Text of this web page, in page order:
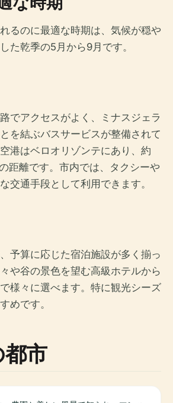
るのに最適な時期は、気候が穏や
た乾季の5月から9月です。
でアクセスがよく、ミナスジェラ
を結ぶバスサービスが整備されて
港はベロオリゾンテにあり、約
距離です。市内では、タクシーや
交通手段として利用できます。
予算に応じた宿泊施設が多く揃っ
や谷の景色を望む高級ホテルから
様々に選べます。特に観光シーズ
めです。
市